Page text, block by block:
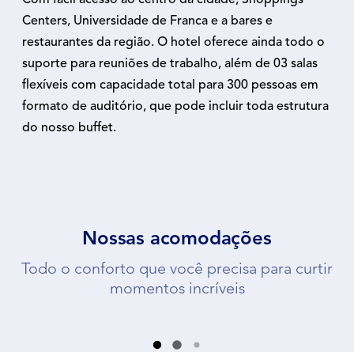
Centers, Universidade de Franca e a bares e
restaurantes da região. O hotel oferece ainda todo o
suporte para reuniões de trabalho, além de 03 salas
flexíveis com capacidade total para 300 pessoas em
formato de auditório, que pode incluir toda estrutura
do nosso buffet.
Nossas acomodações
Todo o conforto que você precisa para curtir
momentos incríveis